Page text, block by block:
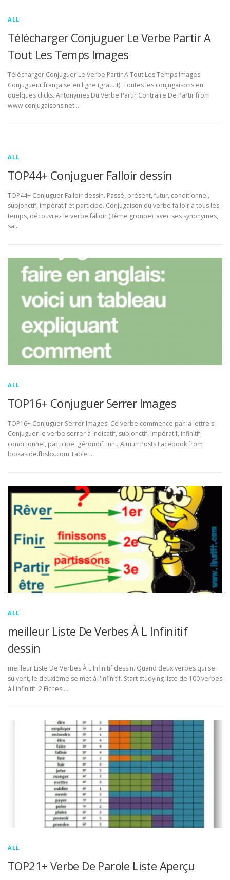
ALL
Télécharger Conjuguer Le Verbe Partir A
Tout Les Temps Images
Télécharger Conjuguer Le Verbe Partir A Tout Les Temps Images.
Conjugueur française en ligne (gratuit). Toutes les conjugaisons en
quelques clicks. Antonymes Du Verbe Partir Contraire De Partir from
www.conjugaisons.net …
ALL
TOP44+ Conjuguer Falloir dessin
TOP44+ Conjuguer Falloir dessin. Passé, présent, futur, conditionnel,
subjonctif, impératif et participe. Conjugaison du verbe falloir à tous les
temps, découvrez le verbe falloir (3ème groupe), avec ses synonymes,
sa …
ALL
TOP16+ Conjuguer Serrer Images
TOP16+ Conjuguer Serrer Images. Ce verbe commence par la lettre s.
Conjuguer le verbe serrer à indicatif, subjonctif, impératif, infinitif,
conditionnel, participe, gérondif. Innu Aimun Posts Facebook from
lookaside.fbsbx.com Table …
ALL
meilleur Liste De Verbes À L Infinitif
dessin
meilleur Liste De Verbes À L Infinitif dessin. Quand deux verbes qui se
suivent, le deuxième se met à l'infinitif. Start studying liste de 100 verbes
à l'infinitif. 2 Fiches …
ALL
TOP21+ Verbe De Parole Liste Aperçu